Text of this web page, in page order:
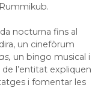
nocturna fins al
un cinefòrum
un bingo musical i
l’entitat expliquen
i fomentar les